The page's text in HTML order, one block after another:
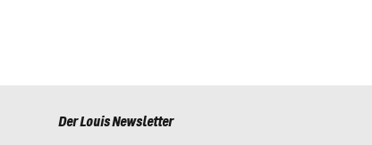
Der Louis Newsletter